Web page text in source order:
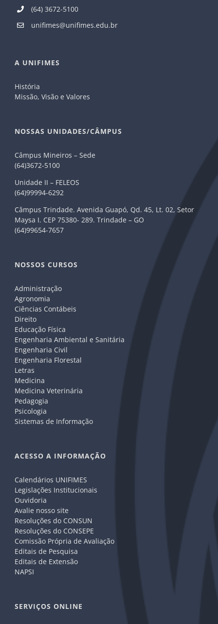
(64) 3672-5100
unifimes@unifimes.edu.br
A UNIFIMES
História
Missão, Visão e Valores
NOSSAS UNIDADES/CÂMPUS
Câmpus Mineiros – Sede
(64)3672-5100
Unidade II – FELEOS
(64)99994-6292
Câmpus Trindade. Avenida Guapó, Qd. 45, Lt. 02, Setor
Maysa I. CEP 75380- 289. Trindade – GO
(64)99654-7657
NOSSOS CURSOS
Administração
Agronomia
Ciências Contábeis
Direito
Educação Física
Engenharia Ambiental e Sanitária
Engenharia Civil
Engenharia Florestal
Letras
Medicina
Medicina Veterinária
Pedagogia
Psicologia
Sistemas de Informação
ACESSO A INFORMAÇÃO
Calendários UNIFIMES
Legislações Institucionais
Ouvidoria
Avalie nosso site
Resoluções do CONSUN
Resoluções do CONSEPE
Comissão Própria de Avaliação
Editais de Pesquisa
Editais de Extensão
NAPSI
SERVIÇOS ONLINE